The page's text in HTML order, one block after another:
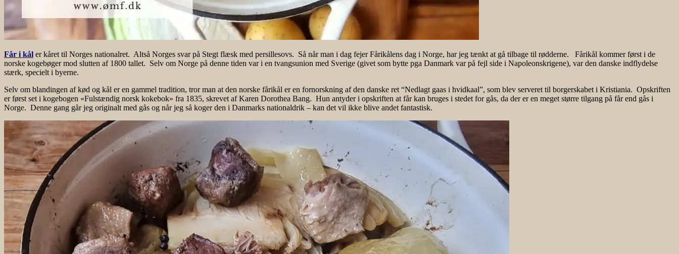
Får i kål er kåret til Norges nationalret. Altså Norges svar på Stegt flæsk med persillesovs. Så når man i dag fejer Fårikålens dag i Norge, har jeg tænkt at gå tilbage til rødderne. Fårikål kommer først i de
norske kogebøger mod slutten af 1800 tallet. Selv om Norge på denne tiden var i en tvangsunion med Sverige (givet som bytte pga Danmark var på fejl side i Napoleonskrigene), var den danske indflydelse
stærk, specielt i byerne.
Selv om blandingen af kød og kål er en gammel tradition, tror man at den norske fårikål er en fornorskning af den danske ret “Nedlagt gaas i hvidkaal”, som blev serveret til borgerskabet i Kristiania. Opskriften
er først set i kogebogen «Fulstændig norsk kokebok» fra 1835, skrevet af Karen Dorothea Bang. Hun antyder i opskriften at får kan bruges i stedet for gås, da der er en meget større tilgang på får end gås i
Norge. Denne gang går jeg originalt med gås og når jeg så koger den i Danmarks nationaldrik – kan det vil ikke blive andet fantastisk.